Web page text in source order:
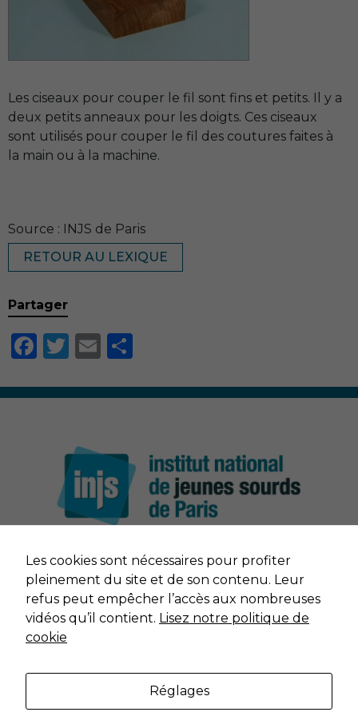
Les ciseaux pour couper le fil sont fins et petits. Il y a
deux petits anneaux pour les doigts. Ces ciseaux
sont utilisés pour couper le fil des coutures faites à
la main ou à la machine.
Source : INJS de Paris
RETOUR AU LEXIQUE
Partager
Facebook
Twitter
Email
NOUS CONTACTER
MENTIONS LÉGALES
PLAN DU SITE
Les cookies sont nécessaires pour profiter
pleinement du site et de son contenu. Leur
refus peut empêcher l’accès aux nombreuses
vidéos qu’il contient. Lisez notre politique de
cookie
Réglages
Nécessaire
Ces cookies ne
sont pas
facultatifs. Ils
sont nécessaires
du site Web.